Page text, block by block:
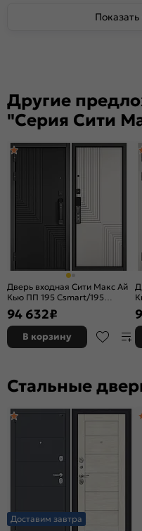
Другие
"Серия Сити
Дверь входная Сити Макс Ай
Кью ПП 195 Сsmart/195
Чёрный матовый/Белый
матовый, 2 замка
94 632₽
В корзину
Стальные
Доставим завтра